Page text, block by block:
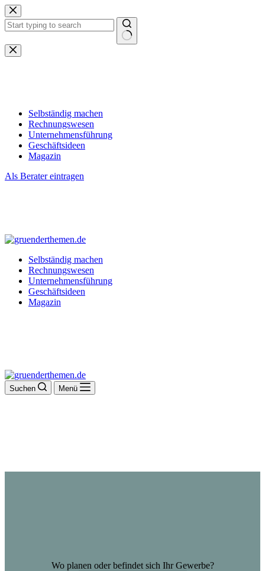
Zum
Inhalt
springen
Keine
Ergebnisse
Selbständig machen
Rechnungswesen
Unternehmensführung
Geschäftsideen
Magazin
Als Berater eintragen
Selbständig machen
Rechnungswesen
Unternehmensführung
Geschäftsideen
Magazin
Suchen Menü
Wo planen oder befindet sich Ihr Gewerbe?